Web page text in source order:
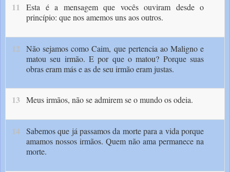
11
Esta é a mensagem que vocês ouviram desde o
princípio: que nos amemos uns aos outros.
12
Não sejamos como Caim, que pertencia ao Maligno e
matou seu irmão. E por que o matou? Porque suas
obras eram más e as de seu irmão eram justas.
13 Meus irmãos, não se admirem se o mundo os odeia.
14 Sabemos que já passamos da morte para a vida porque
amamos nossos irmãos. Quem não ama permanece na
morte.